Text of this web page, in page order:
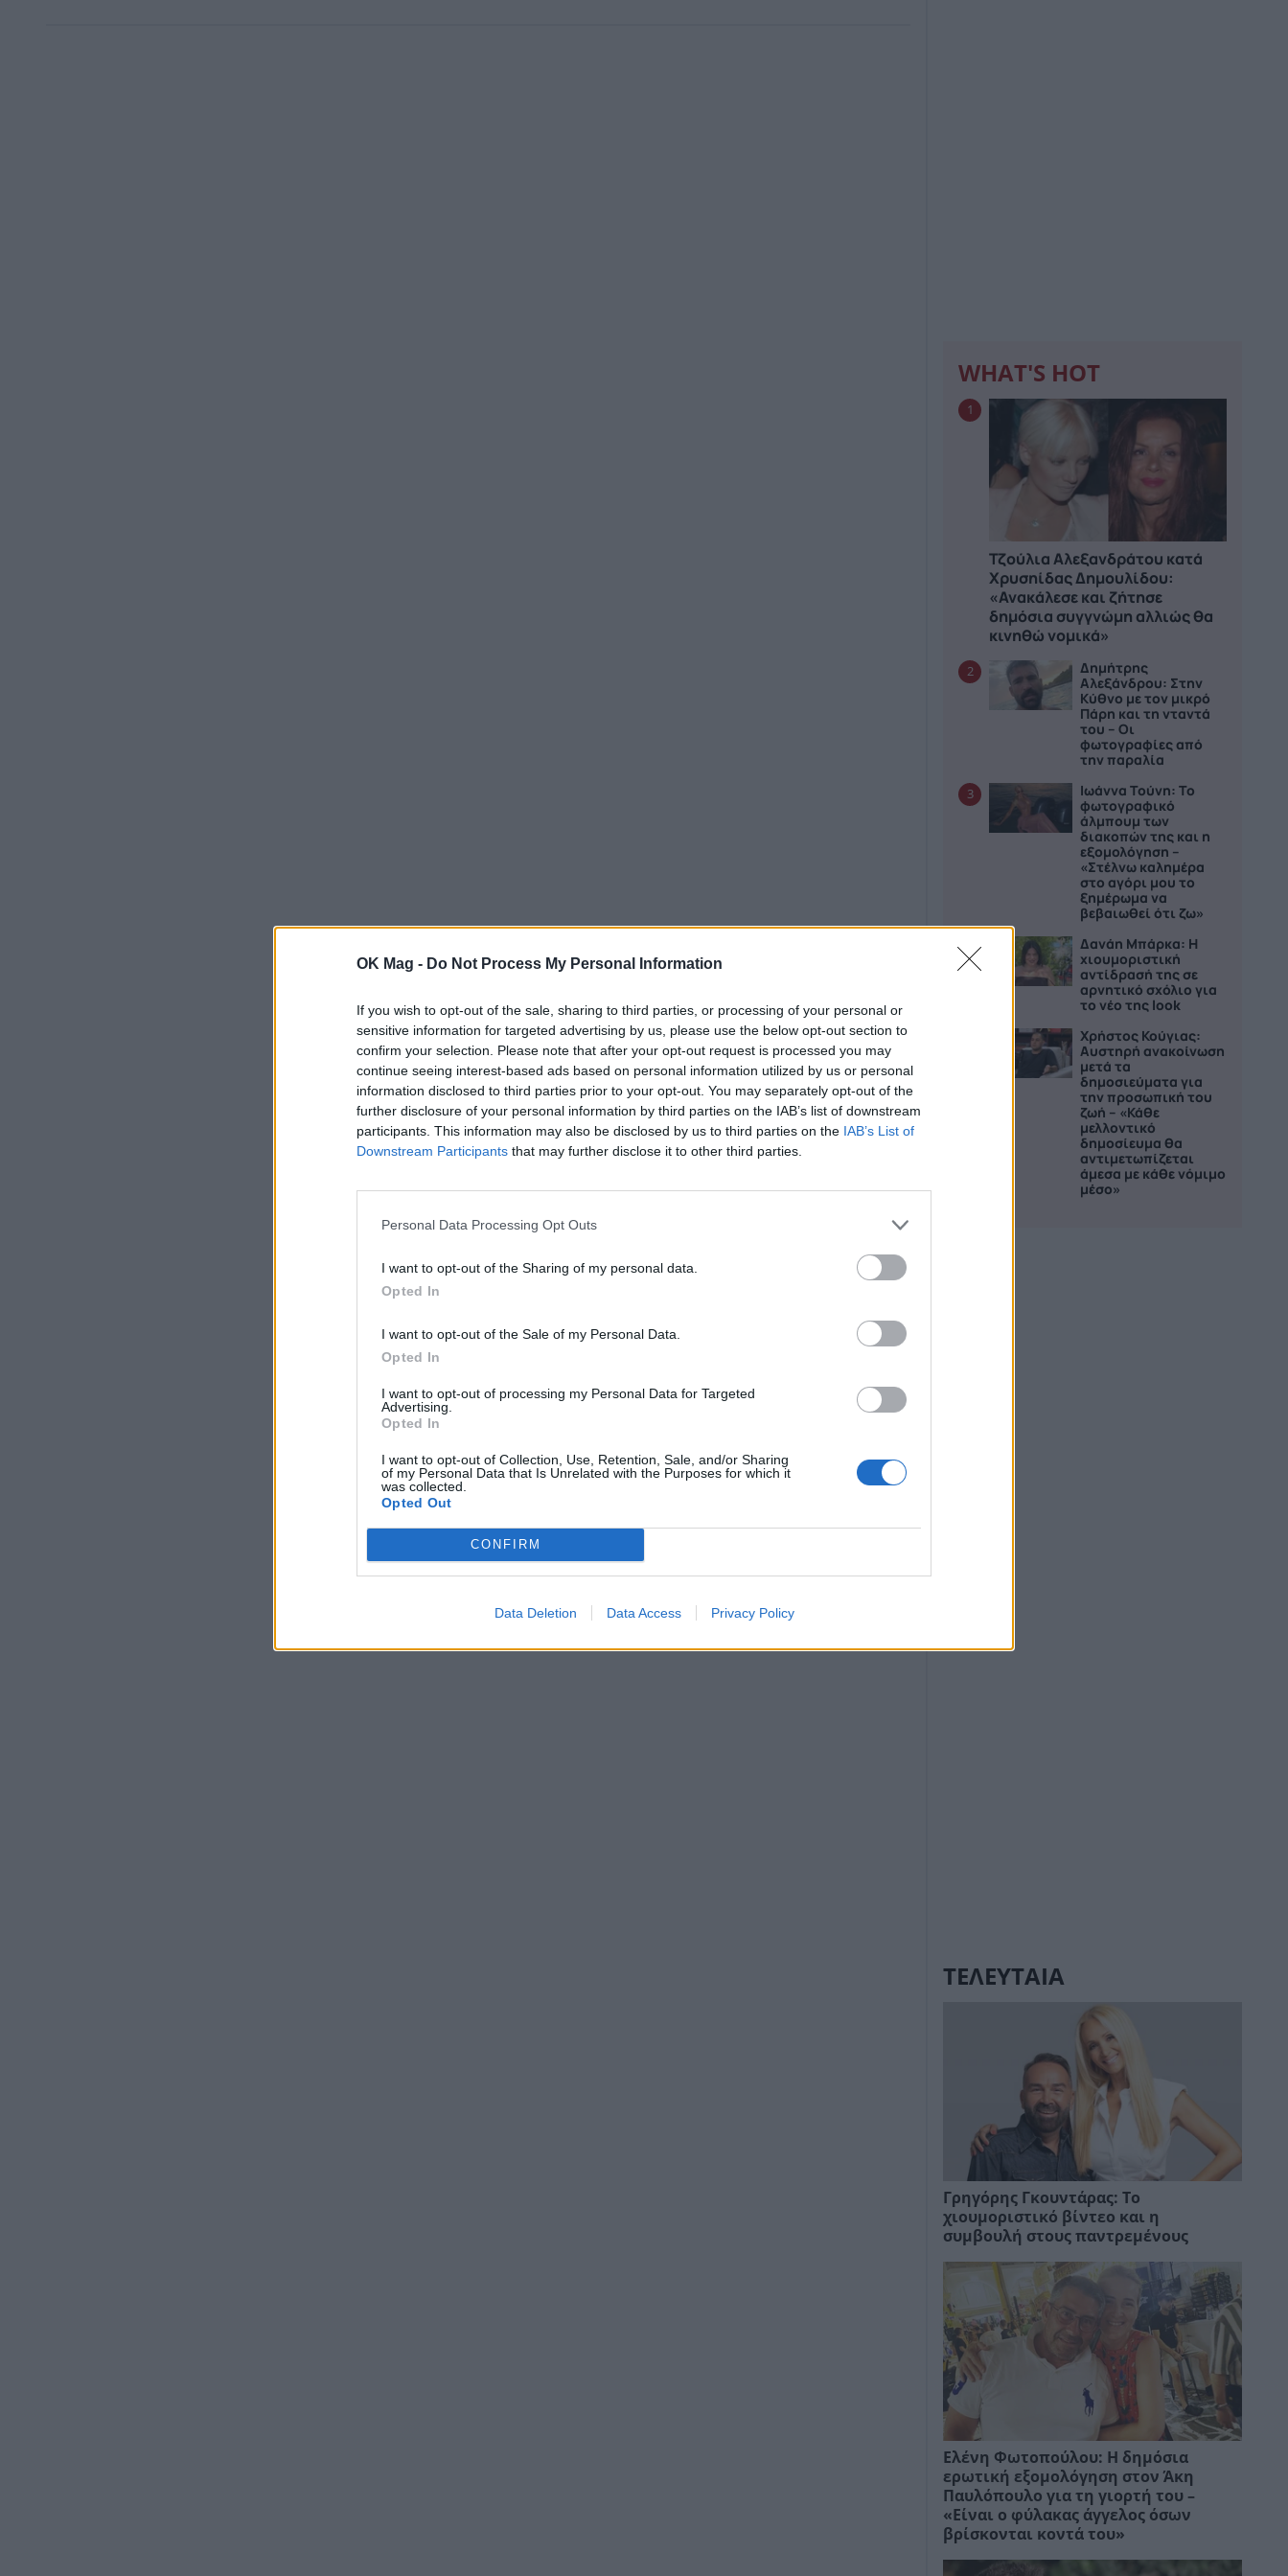
OK Mag - Do Not Process My Personal Information
If you wish to opt-out of the sale, sharing to third parties, or processing of your personal or
sensitive information for targeted advertising by us, please use the below opt-out section to
confirm your selection. Please note that after your opt-out request is processed you may
continue seeing interest-based ads based on personal information utilized by us or personal
information disclosed to third parties prior to your opt-out. You may separately opt-out of the
further disclosure of your personal information by third parties on the IAB’s list of downstream
participants. This information may also be disclosed by us to third parties on the IAB’s List of
Downstream Participants that may further disclose it to other third parties.
Personal Data Processing Opt Outs
I want to opt-out of the Sharing of my personal data.
Opted In
I want to opt-out of the Sale of my Personal Data.
Opted In
I want to opt-out of processing my Personal Data for Targeted
Advertising.
Opted In
I want to opt-out of Collection, Use, Retention, Sale, and/or Sharing
of my Personal Data that Is Unrelated with the Purposes for which it
was collected.
Opted Out
CONFIRM
Data Deletion Data Access Privacy Policy
WHAT'S HOT
1
Τζούλια Αλεξανδράτου κατά
Χρυσηίδας Δημουλίδου:
«Ανακάλεσε και ζήτησε
δημόσια συγγνώμη αλλιώς θα
κινηθώ νομικά»
2
Δημήτρης
Αλεξάνδρου: Στην
Κύθνο με τον μικρό
Πάρη και τη νταντά
του – Οι
φωτογραφίες από
την παραλία
3
Ιωάννα Τούνη: Το
φωτογραφικό
άλμπουμ των
διακοπών της και η
εξομολόγηση –
«Στέλνω καλημέρα
στο αγόρι μου το
ξημέρωμα να
βεβαιωθεί ότι ζω»
Δανάη Μπάρκα: Η
χιουμοριστική
αντίδρασή της σε
αρνητικό σχόλιο για
το νέο της look
Χρήστος Κούγιας:
Αυστηρή ανακοίνωση
μετά τα
δημοσιεύματα για
την προσωπική του
ζωή – «Κάθε
μελλοντικό
δημοσίευμα θα
αντιμετωπίζεται
άμεσα με κάθε νόμιμο
μέσο»
ΤΕΛΕΥΤΑΙΑ
Γρηγόρης Γκουντάρας: Το
χιουμοριστικό βίντεο και η
συμβουλή στους παντρεμένους
Ελένη Φωτοπούλου: Η δημόσια
ερωτική εξομολόγηση στον Άκη
Παυλόπουλο για τη γιορτή του –
«Είναι ο φύλακας άγγελος όσων
βρίσκονται κοντά του»